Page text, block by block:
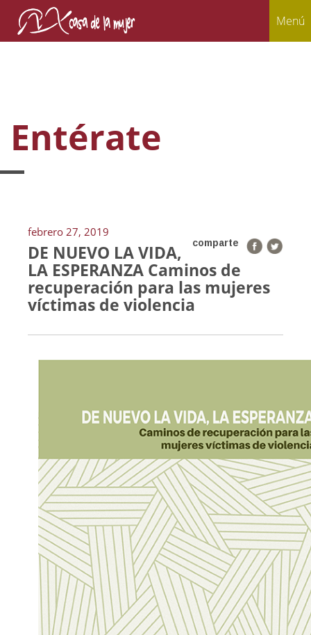
Menú
Entérate
febrero 27, 2019
comparte
DE NUEVO LA VIDA,
LA ESPERANZA Caminos de
recuperación para las mujeres
víctimas de violencia